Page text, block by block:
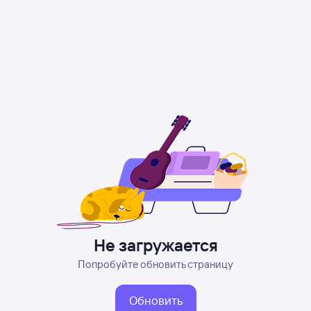
Не загружается
Попробуйте обновить страницу
Обновить